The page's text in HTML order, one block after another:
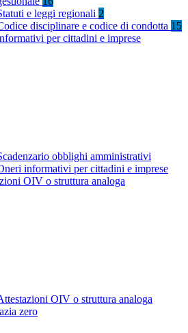
e leggi regionali 2
disciplinare e codice di condotta 15
per cittadini e imprese
obblighi amministrativi
informativi per cittadini e imprese
OIV o struttura analoga
OIV o struttura analoga
zero